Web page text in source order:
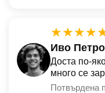
Иво
Доста по-
много се
Потвърдена